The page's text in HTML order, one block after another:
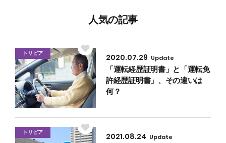
人気の記事
2020.07.29 Update
「運転経歴証明書」と「運転免
許経歴証明書」、その違いは
何？
トリビア
2021.08.24 Update
トリビア